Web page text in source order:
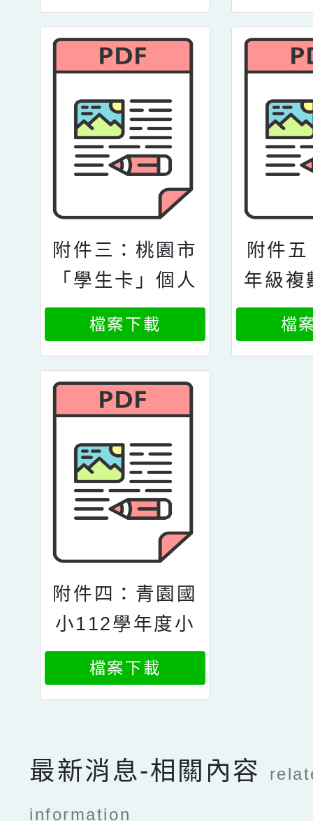
附件三：桃園市
「學生卡」個人
資料利用同意書
檔案下載
附件
年級複
檔
附件四：青園國
小112學年度小
一新生學用品統
一代購同意書
檔案下載
最新消息-相關內容
information